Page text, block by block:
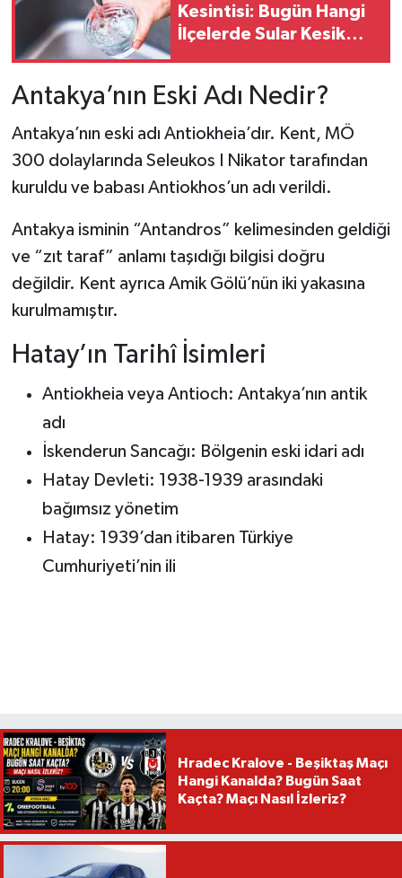
Kesintisi: Bugün Hangi
İlçelerde Sular Kesik
Antakya’nın Eski Adı Nedir?
Antakya’nın eski adı Antiokheia’dır. Kent, MÖ
300 dolaylarında Seleukos I Nikator tarafından
kuruldu ve babası Antiokhos’un adı verildi.
Antakya isminin “Antandros” kelimesinden geldiği
ve “zıt taraf” anlamı taşıdığı bilgisi doğru
değildir. Kent ayrıca Amik Gölü’nün iki yakasına
kurulmamıştır.
Hatay’ın Tarihî İsimleri
Antiokheia veya Antioch: Antakya’nın antik
adı
İskenderun Sancağı: Bölgenin eski idari adı
Hatay Devleti: 1938-1939 arasındaki
bağımsız yönetim
Hatay: 1939’dan itibaren Türkiye
Cumhuriyeti’nin ili
Hradec Kralove - Beşiktaş Maçı
Hangi Kanalda? Bugün Saat
Kaçta? Maçı Nasıl İzleriz?